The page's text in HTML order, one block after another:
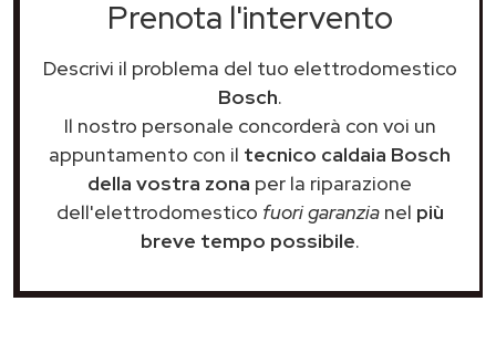
Prenota l'intervento
Descrivi il problema del tuo elettrodomestico
Bosch.
Il nostro personale concorderà con voi un
appuntamento con il tecnico caldaia Bosch
della vostra zona per la riparazione
dell'elettrodomestico fuori garanzianel più
breve tempo possibile.